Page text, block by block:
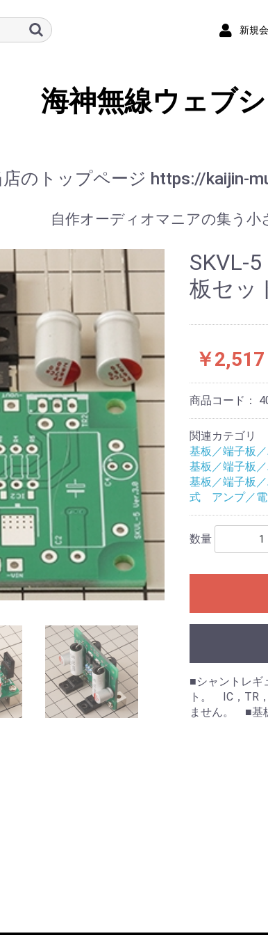
新規
海神無線ウェブ
店のトップページ https://kaijin-
自作オーディオマニアの集う小
SKVL-
板セッ
￥2,517
商品コード：
関連カテゴリ
基板／端子板
基板／端子板
基板／端子板
式 アンプ／電
数量
■シャントレギ
ト。 IC，TR
ません。 ■基